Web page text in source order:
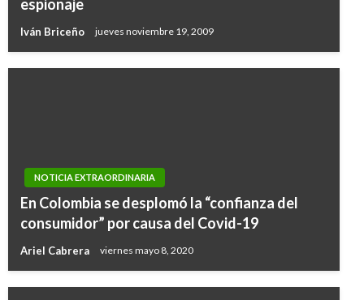
espionaje
Iván Briceño jueves noviembre 19, 2009
NOTICIA EXTRAORDINARIA
En Colombia se desplomó la “confianza del
consumidor” por causa del Covid-19
Ariel Cabrera viernes mayo 8, 2020